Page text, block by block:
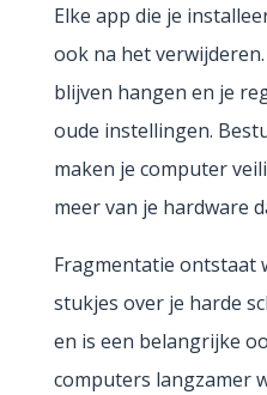
Elke app die je
ook na het
blijven hangen en je
oude instellingen.
maken je computer
meer van je hardware
Fragmentatie ontstaat
stukjes over je harde
en is een belangrijke
computers langzamer